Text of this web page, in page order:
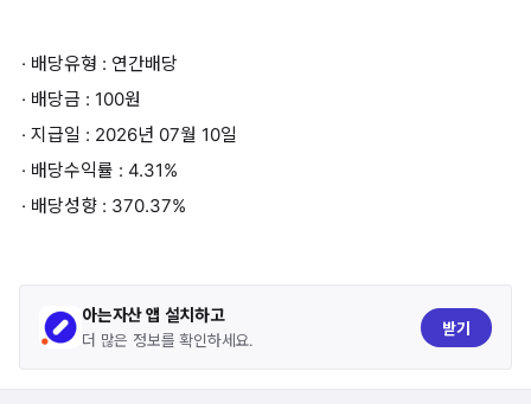
· 배당유형 : 연간배당
· 배당금 : 100원
· 지급일 : 2026년 07월 10일
· 배당수익률 : 4.31%
· 배당성향 : 370.37%
아는자산 앱 설치하고
더 많은 정보를 확인하세요.
받기